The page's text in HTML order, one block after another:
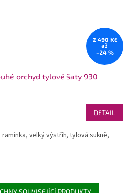
2 490 Kč
až
–24 %
orchyd tylové šaty 930
DETAIL
ramínka, velký výstřih, tylová sukně,
SOUVISEJÍCÍ PRODUKTY